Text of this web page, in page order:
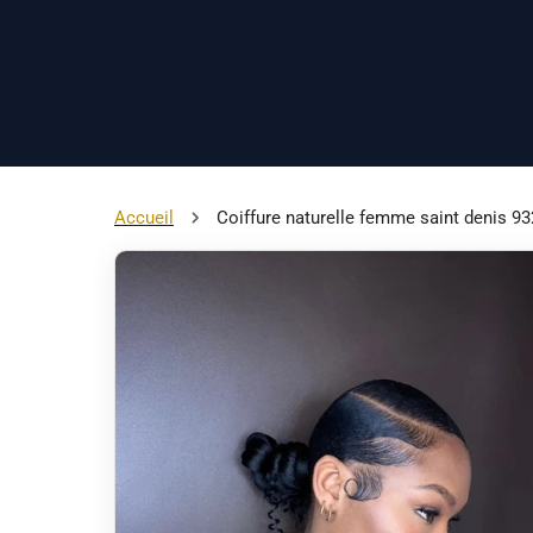
Accueil Coiffure naturelle femme saint denis